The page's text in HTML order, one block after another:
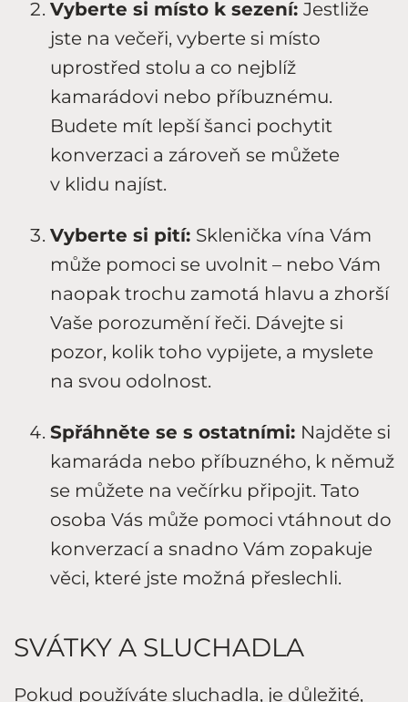
Vyberte si místo k sezení: Jestliže
jste na večeři, vyberte si místo
uprostřed stolu a co nejblíž
kamarádovi nebo příbuznému.
Budete mít lepší šanci pochytit
konverzaci a zároveň se můžete
v klidu najíst.
Vyberte si pití: Sklenička vína Vám
může pomoci se uvolnit – nebo Vám
naopak trochu zamotá hlavu a zhorší
Vaše porozumění řeči. Dávejte si
pozor, kolik toho vypijete, a myslete
na svou odolnost.
Spřáhněte se s ostatními: Najděte si
kamaráda nebo příbuzného, k němuž
se můžete na večírku připojit. Tato
osoba Vás může pomoci vtáhnout do
konverzací a snadno Vám zopakuje
věci, které jste možná přeslechli.
SVÁTKY A SLUCHADLA
Pokud používáte sluchadla, je důležité,